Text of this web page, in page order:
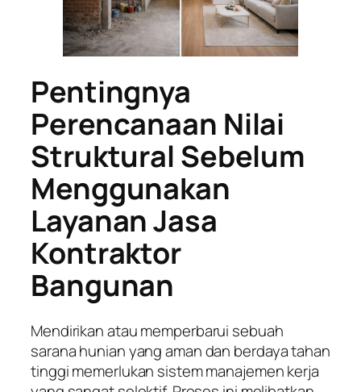
Pentingnya
Perencanaan Nilai
Struktural Sebelum
Menggunakan
Layanan Jasa
Kontraktor
Bangunan
Mendirikan atau memperbarui sebuah
sarana hunian yang aman dan berdaya tahan
tinggi memerlukan sistem manajemen kerja